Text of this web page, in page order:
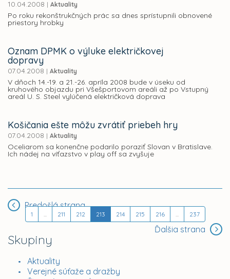
Skupiny
Aktuality
Verejné súťaže a dražby
10.04.2008 | Aktuality
Po roku rekonštrukčných prác sa dnes sprístupnili obnovené
priestory hrobky
Oznam DPMK o výluke električkovej
dopravy
07.04.2008 | Aktuality
V dňoch 14.-19. a 21.-26. apríla 2008 bude v úseku od
kruhového objazdu pri Všešportovom areáli až po Vstupný
areál U. S. Steel vylúčená električková doprava
Košičania ešte môžu zvrátiť priebeh hry
07.04.2008 | Aktuality
Oceliarom sa konenčne podarilo poraziť Slovan v Bratislave.
Ich nádej na víťazstvo v play off sa zvyšuje
Predošlá strana
1 ... 211 212 213 214 215 216 ... 237
Ďalšia strana